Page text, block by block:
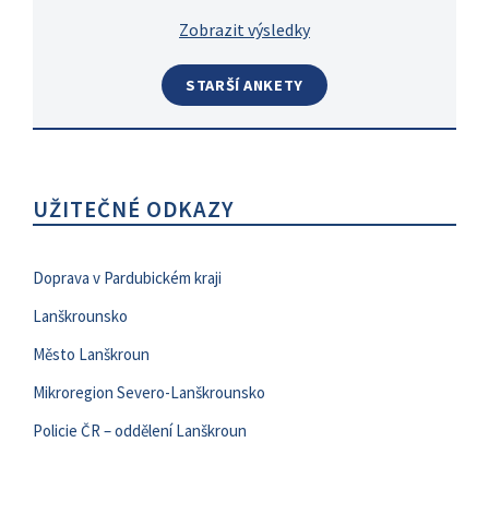
Zobrazit výsledky
STARŠÍ ANKETY
UŽITEČNÉ ODKAZY
Doprava v Pardubickém kraji
Lanškrounsko
Město Lanškroun
Mikroregion Severo-Lanškrounsko
Policie ČR – oddělení Lanškroun